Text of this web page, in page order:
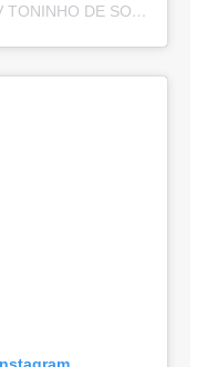
Um post compartilhado por TV TONINHO DE SOUZA (@toninhodesouzamt)